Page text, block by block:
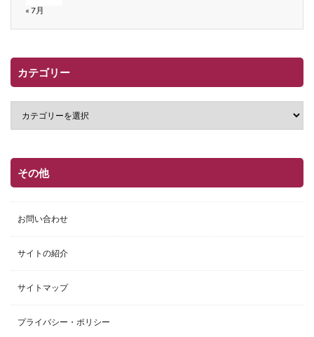
« 7月
カテゴリー
その他
お問い合わせ
サイトの紹介
サイトマップ
プライバシー・ポリシー